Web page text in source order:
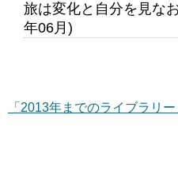
旅は変化と自分を見
年06月)
「2013年までのライブラリ